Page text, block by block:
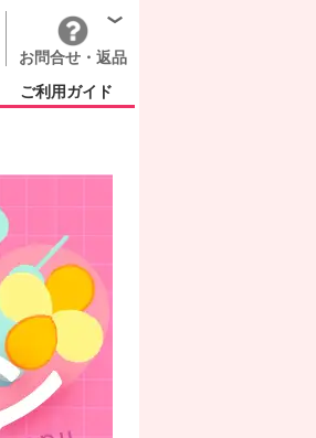
お問合せ・返品
ご利用ガイド